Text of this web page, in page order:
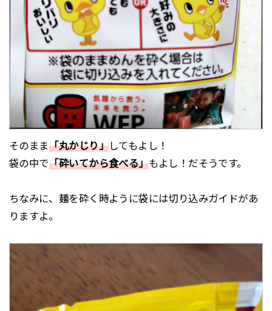
そのまま「丸かじり」してもよし！
袋の中で「砕いてから食べる」もよし！だそうです。
ちなみに、麺を砕く時ように袋には切り込みガイドがあ
りますよ。